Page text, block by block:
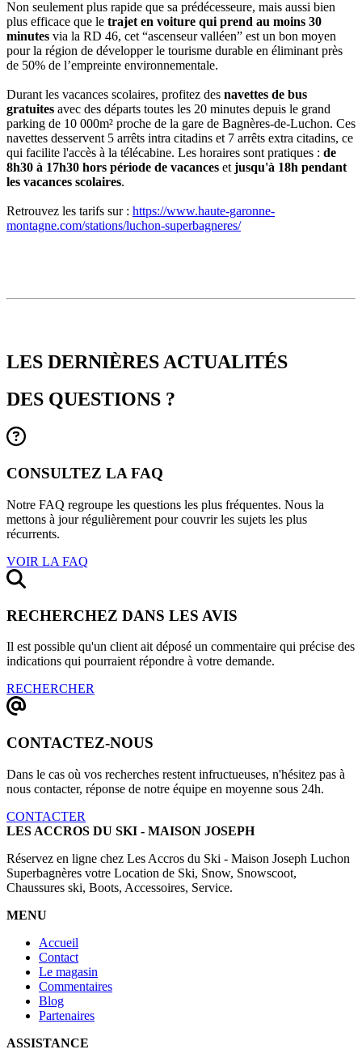
Non seulement plus rapide que sa prédécesseure, mais aussi bien
plus efficace que le trajet en voiture qui prend au moins 30
minutes via la RD 46, cet “ascenseur valléen” est un bon moyen
pour la région de développer le tourisme durable en éliminant près
de 50% de l’empreinte environnementale.
Durant les vacances scolaires, profitez des navettes de bus
gratuites avec des départs toutes les 20 minutes depuis le grand
parking de 10 000m² proche de la gare de Bagnères-de-Luchon. Ces
navettes desservent 5 arrêts intra citadins et 7 arrêts extra citadins, ce
qui facilite l'accès à la télécabine. Les horaires sont pratiques : de
8h30 à 17h30 hors période de vacances et jusqu'à 18h pendant
les vacances scolaires.
Retrouvez les tarifs sur : https://www.haute-garonne-
montagne.com/stations/luchon-superbagneres/
LES DERNIÈRES ACTUALITÉS
DES QUESTIONS ?
CONSULTEZ LA FAQ
Notre FAQ regroupe les questions les plus fréquentes. Nous la
mettons à jour régulièrement pour couvrir les sujets les plus
récurrents.
VOIR LA FAQ
RECHERCHEZ DANS LES AVIS
Il est possible qu'un client ait déposé un commentaire qui précise des
indications qui pourraient répondre à votre demande.
RECHERCHER
CONTACTEZ-NOUS
Dans le cas où vos recherches restent infructueuses, n'hésitez pas à
nous contacter, réponse de notre équipe en moyenne sous 24h.
CONTACTER
LES ACCROS DU SKI - MAISON JOSEPH
Réservez en ligne chez Les Accros du Ski - Maison Joseph Luchon
Superbagnères votre Location de Ski, Snow, Snowscoot,
Chaussures ski, Boots, Accessoires, Service.
MENU
Accueil
Contact
Le magasin
Commentaires
Blog
Partenaires
ASSISTANCE